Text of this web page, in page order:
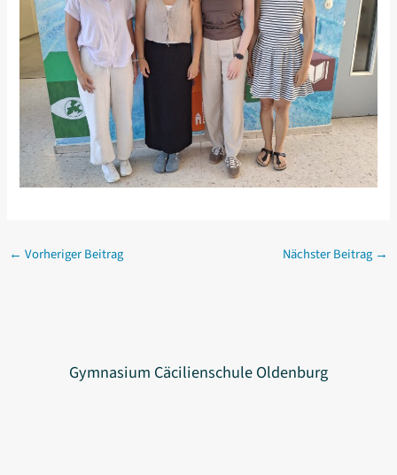
← Vorheriger Beitrag Nächster Beitrag →
Gymnasium Cäcilienschule Oldenburg